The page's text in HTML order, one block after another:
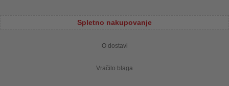
Spletno nakupovanje
O dostavi
Vračilo blaga